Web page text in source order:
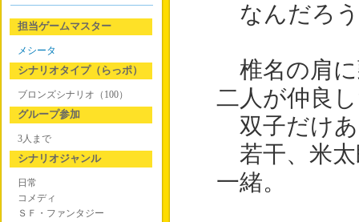
なんだろう
椎名の肩に
二人が仲良
双子だけあ
若干、米太
一緒。
担当ゲームマスター
メシータ
シナリオタイプ（らっポ）
ブロンズシナリオ（100）
グループ参加
3人まで
シナリオジャンル
日常
コメディ
ＳＦ・ファンタジー